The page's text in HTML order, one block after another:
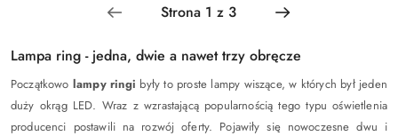
Lampa ring - jedna, dwie a nawet trzy obręcze
Początkowo lampy ringi były to proste lampy wiszące, w których był jeden
duży okrąg LED. Wraz z wzrastającą popularnością tego typu oświetlenia
producenci postawili na rozwój oferty. Pojawiły się nowoczesne dwu i